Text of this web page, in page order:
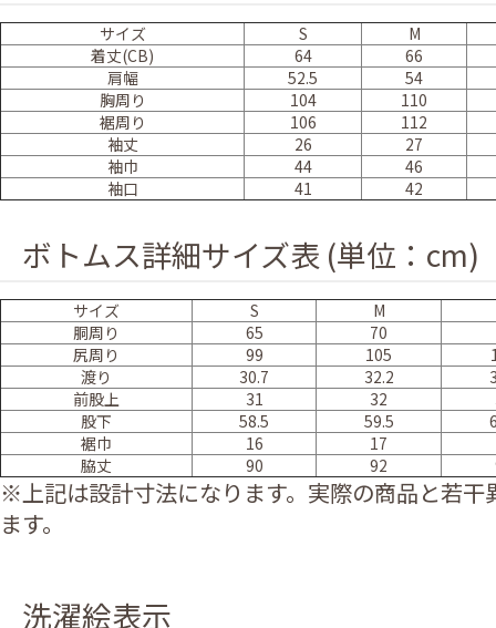
サイズ S
M
着丈(CB)
64
66
肩幅
52.5
54
胸周り
104
110
裾周り
106
112
袖丈
26
27
袖巾
44
46
袖口
41 42
ボトムス詳細サイズ表 (単位：cm)
サイズ S
M
胴周り
65 70
尻周り
99 105
渡り
30.7 32.2
前股上
31 32
股下
58.5 59.5
裾巾
16 17
脇丈
90 92
※上記は設計寸法になります。実際の商品と若干
ます。
洗濯絵表示